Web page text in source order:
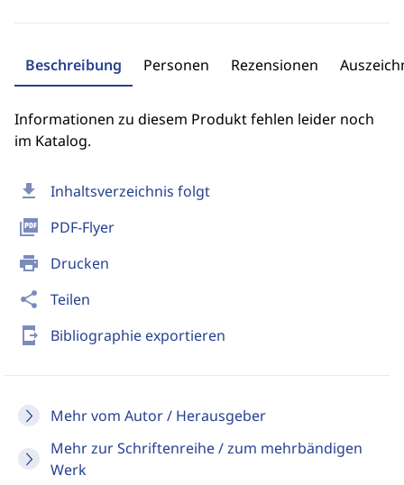
download Inhaltsverzeichnis folgt
picture_as_pdf PDF-Flyer
print Drucken
share Teilen
send_to_mobile Bibliographie exportieren
Mehr vom Autor / Herausgeber
Mehr zur Schriftenreihe / zum mehrbändigen
Werk
Beschreibung Personen Rezensionen
Informationen zu diesem Produkt fehlen leider noch
im Katalog.